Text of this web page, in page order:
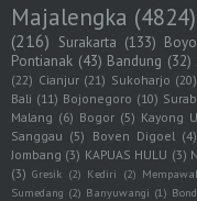
Majalengka (4824)
(216) Surakarta (133)
Pontianak (43) Bandung (32)
(22) Cianjur (21) Sukoharjo (20)
Bali (11) Bojonegoro (10)
Malang (6) Bogor (5) Kayong
Sanggau (5) Boven Digoel (4)
Jombang (3) KAPUAS HULU (3)
(3) Gresik (2) Kediri (2)
Sumedang (2) Banyuwangi (1)